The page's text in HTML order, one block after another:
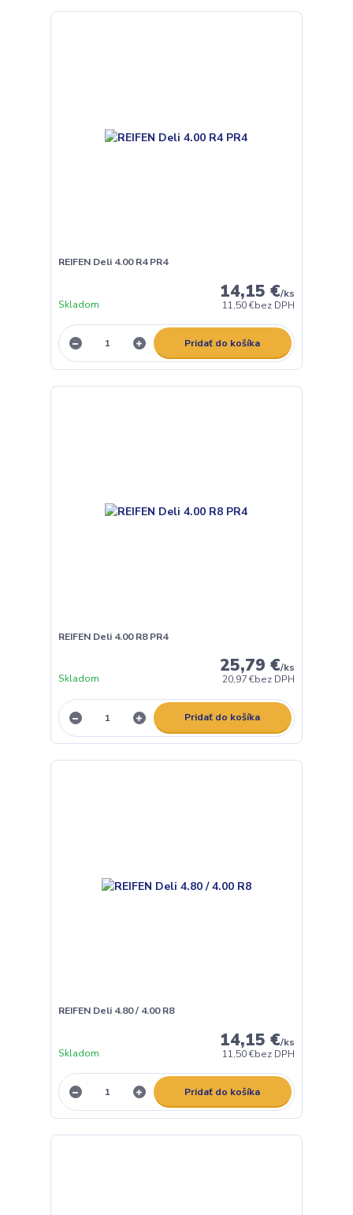
REIFEN Deli 4.00 R4 PR4
14,15 €/ks
11,50 €bez DPH
Skladom
Pridať do košíka
REIFEN Deli 4.00 R8 PR4
25,79 €/ks
20,97 €bez DPH
Skladom
Pridať do košíka
REIFEN Deli 4.80 / 4.00 R8
14,15 €/ks
11,50 €bez DPH
Skladom
Pridať do košíka